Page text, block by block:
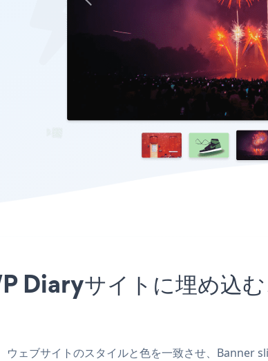
サイトに埋め込
ェブサイトのスタイルと色を一致させ、Banner